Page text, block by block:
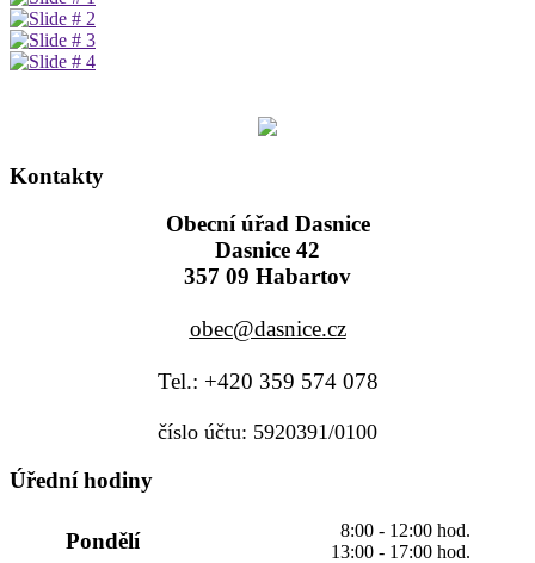
Kontakty
Obecní úřad Dasnice
Dasnice 42
357 09 Habartov
obec@dasnice.cz
Tel.: +420 359 574 078
číslo účtu: 5920391/0100
Úřední hodiny
Pondělí
8:00 - 12:00 hod.
13:00 - 17:00 hod.